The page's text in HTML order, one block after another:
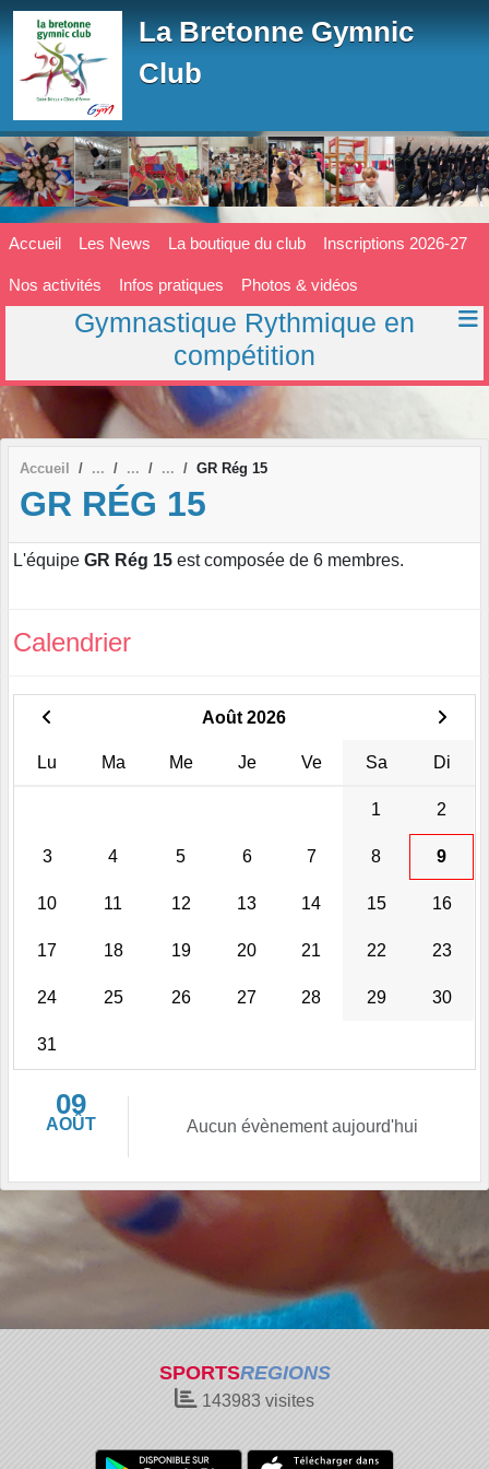
La Bretonne Gymnic
Club
Accueil Les News La boutique du club Inscriptions 2026-27
Nos activités Infos pratiques Photos & vidéos
Gymnastique Rythmique en
compétition
Accueil GR Rég 15
GR RÉG 15
L'équipe GR Rég 15 est composée de 6 membres.
Calendrier
Août 2026
Lu Ma Me Je Ve Sa Di
1 2
3 4 5 6 7 8 9
10 11 12 13 14 15 16
17 18 19 20 21 22 23
24 25 26 27 28 29 30
31
09
AOÛT Aucun évènement aujourd'hui
SPORTSREGIONS
143983 visites
Panneau de gestion des cookies